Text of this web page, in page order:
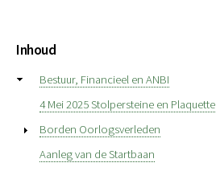
Inhoud
Bestuur, Financieel en ANBI
4 Mei 2025 Stolpersteine en Plaquette
Borden Oorlogsverleden
Aanleg van de Startbaan